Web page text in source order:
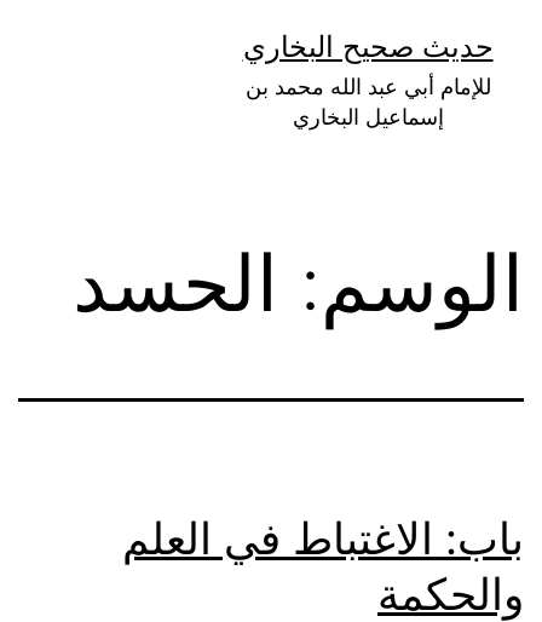
المحتوى
حديث صحيح البخاري
للإمام أبي عبد الله محمد بن
إسماعيل البخاري
الوسم: الحسد
باب: الاغتباط في العلم
والحكمة